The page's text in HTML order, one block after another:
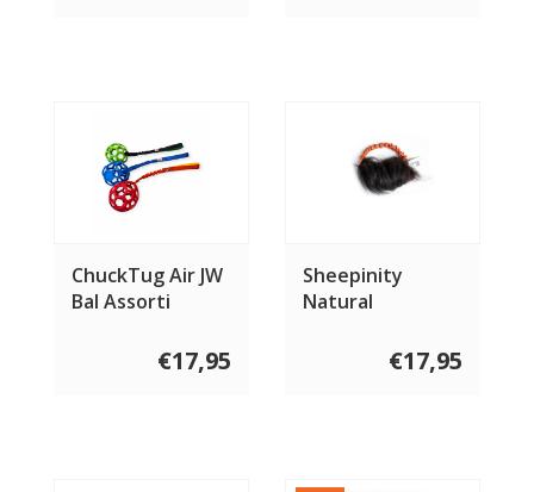
ChuckTug Air JW
Bal Assorti
€17,95
Sheepinity
Natural
€17,95